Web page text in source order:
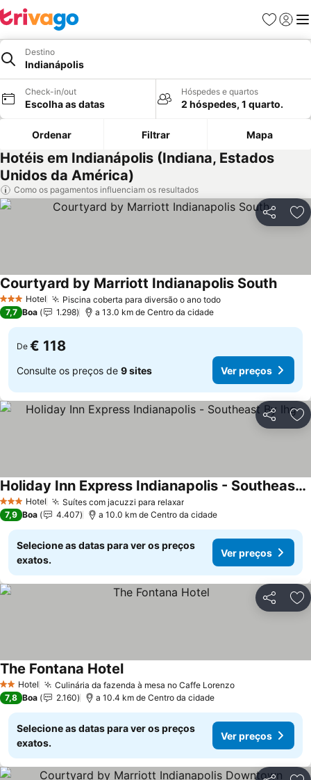
Favoritos
Iniciar
Destino
Indianápolis
Check-in/out
Escolha as datas
Hóspedes e quartos
2 hóspedes, 1 quarto.
Ordenar Filtrar Mapa
Hotéis em Indianápolis (Indiana, Estados
Unidos da América)
Como os pagamentos influenciam os resultados
Partilhar
3 EstrelasHotel Piscina coberta para diversão o ano todo
Courtyard by Marriott Indianapolis South
7,7 Boa 1.298 a 13.0 km de Centro da cidade
De € 118
Consulte os preços de 9 sites Ver preços
Partilhar
3 EstrelasHotel Suítes com jacuzzi para relaxar
Holiday Inn Express Indianapolis - Southeast By Ihg
7,9 Boa 4.407 a 10.0 km de Centro da cidade
Selecione as datas para ver os preços
exatos.
Ver preços
Partilhar
2 Estrelas
Hotel Culinária da fazenda à mesa no Caffe Lorenzo
The Fontana Hotel
7,8 Boa 2.160 a 10.4 km de Centro da cidade
Selecione as datas para ver os preços
exatos.
Ver preços